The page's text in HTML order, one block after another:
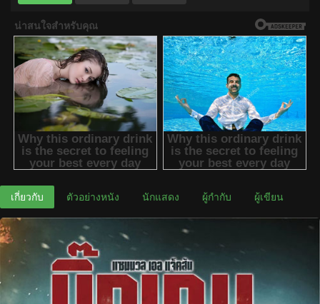
เกี่ยวกับ ตัวอย่างหนัง นักแสดง ผู้กำกับ ผู้เขียน